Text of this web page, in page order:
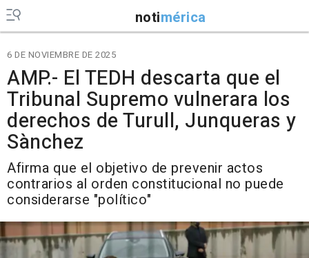
notimérica
6 DE NOVIEMBRE DE 2025
AMP.- El TEDH descarta que el
Tribunal Supremo vulnerara los
derechos de Turull, Junqueras y
Sànchez
Afirma que el objetivo de prevenir actos
contrarios al orden constitucional no puede
considerarse "político"